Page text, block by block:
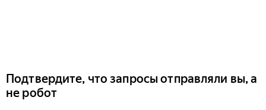
Подтвердите, что запросы отправляли вы, а
не робот